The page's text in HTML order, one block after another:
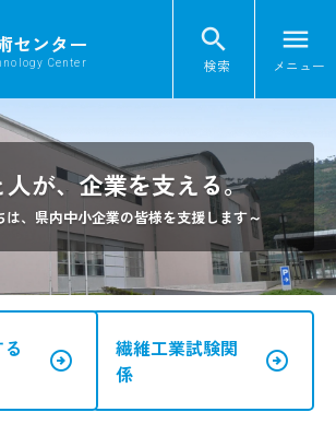
センター
Center
search
検索
menu
メニュー
関根明子
が、企業を支える。
は、県内中小企業の皆様を支援します～
繊維工業試験関
係
arrow_circle_right
arrow_circle_right